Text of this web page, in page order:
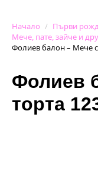
Начало
Първи
Мече, пате, зайче и
Фолиев балон – Мече с
Фолиев
торта